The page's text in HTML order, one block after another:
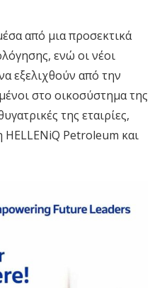
από μια προσεκτικά
, ενώ οινέοι
εξελιχθούν από την
στο οικοσύστημα της
της εταιρίες,
HELLENiQ Petroleum και